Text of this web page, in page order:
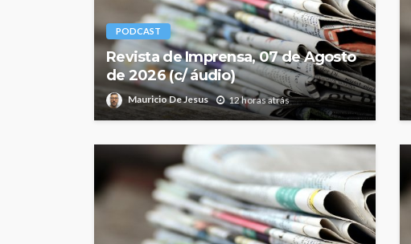
PODCAST
Revista de Imprensa, 07 de Agosto
de 2026 (c/ áudio)
Mauricio De Jesus 12 horas atrás